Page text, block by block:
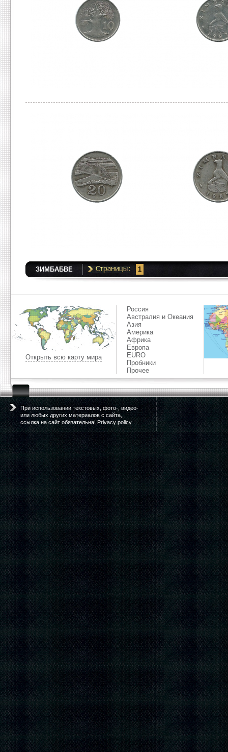
ЗИМБАБВЕ 1
Открыть всю карту мира
Россия
Австралия и Океания
Азия
Америка
Африка
Европа
EURO
Пробники
Прочее
При использовании текстовых, фото-, видео-
или любых других материалов с сайта,
ссылка на сайт обязательна! Privacy policy